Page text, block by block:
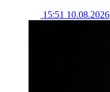
15:51 10.08.2026